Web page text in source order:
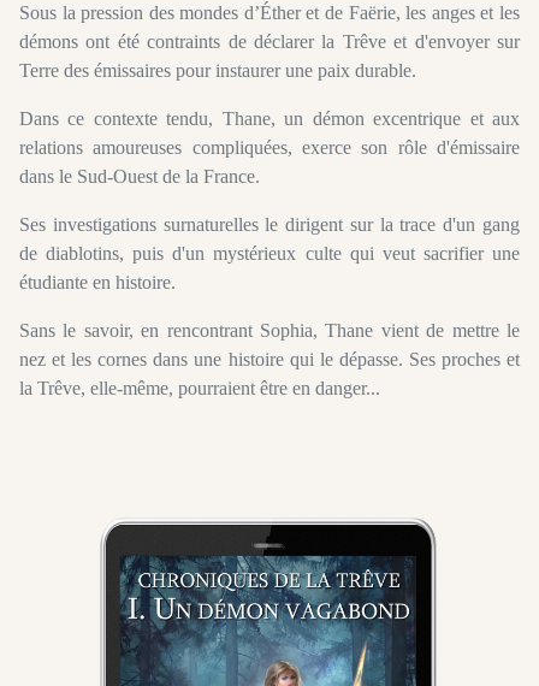
Sous la pression des mondes d’Éther et de Faërie, les anges et les
démons ont été contraints de déclarer la Trêve et d'envoyer sur
Terre des émissaires pour instaurer une paix durable.
Dans ce contexte tendu, Thane, un démon excentrique et aux
relations amoureuses compliquées, exerce son rôle d'émissaire
dans le Sud-Ouest de la France.
Ses investigations surnaturelles le dirigent sur la trace d'un gang
de diablotins, puis d'un mystérieux culte qui veut sacrifier une
étudiante en histoire.
Sans le savoir, en rencontrant Sophia, Thane vient de mettre le
nez et les cornes dans une histoire qui le dépasse. Ses proches et
la Trêve, elle-même, pourraient être en danger...